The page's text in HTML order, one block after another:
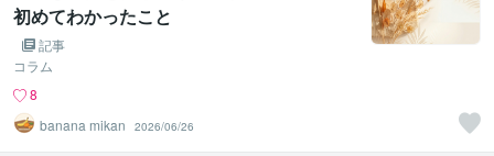
初めてわかったこと
記事
コラム
8
banana mikan
2026/06/26